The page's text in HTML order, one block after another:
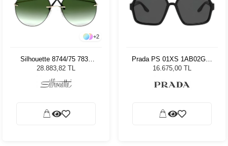
+2
Silhouette 8744/75 7830
Erkek Güneş Gözlüğü
28.883,82 TL
Prada PS 01XS 1AB02G59
Erkek Güneş Gözlüğü
16.675,00 TL